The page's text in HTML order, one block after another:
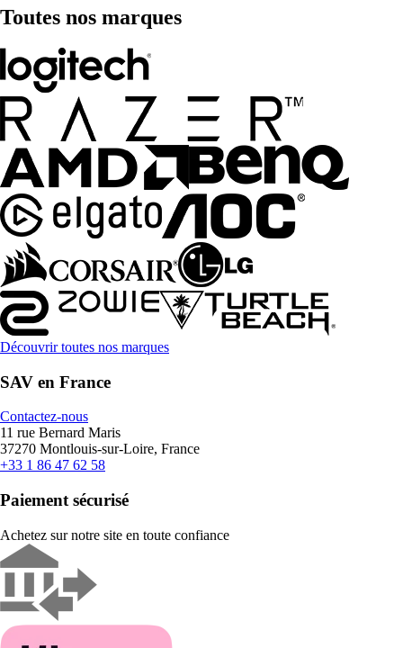
Toutes nos marques
Découvrir toutes nos marques
SAV en France
Contactez-nous
11 rue Bernard Maris
37270 Montlouis-sur-Loire, France
+33 1 86 47 62 58
Paiement sécurisé
Achetez sur notre site en toute confiance